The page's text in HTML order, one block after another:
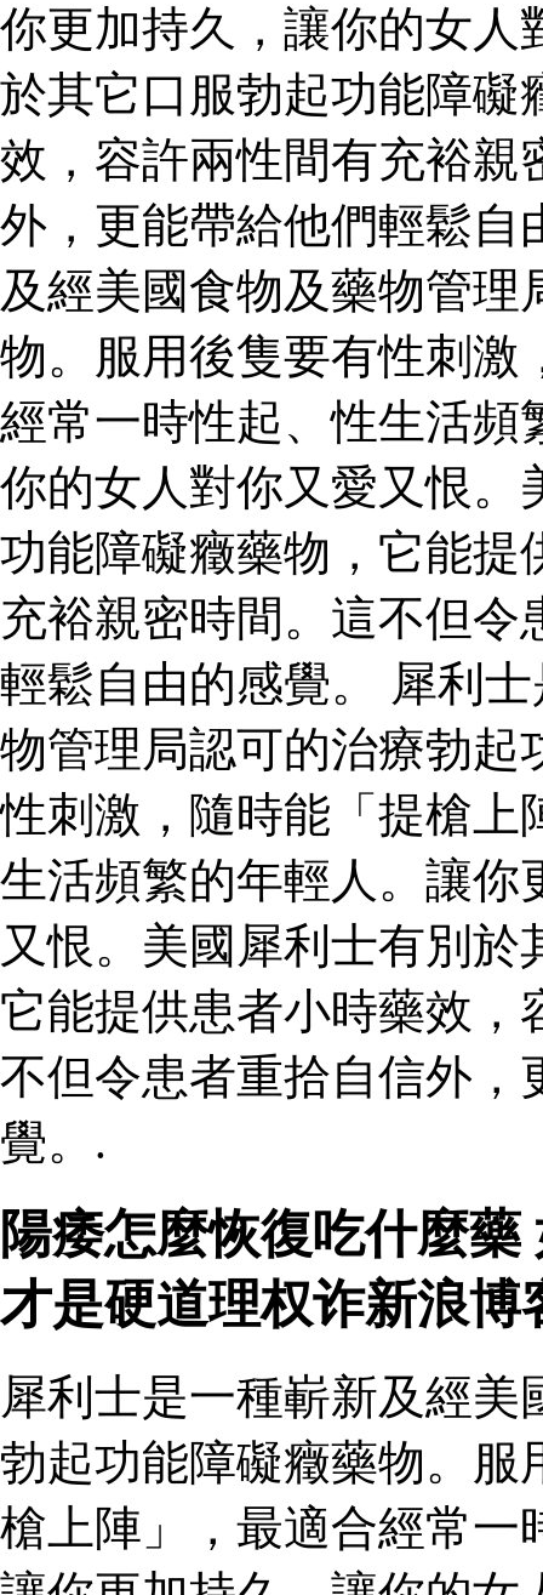
你更加持久，讓你的女人
於其它口服勃起功能障礙
效，容許兩性間有充裕親
外，更能帶給他們輕鬆自
及經美國食物及藥物管
物。服用後隻要有性刺激
經常一時性起、性生活頻
你的女人對你又愛又恨。
功能障礙癥藥物，它能提
充裕親密時間。這不但
輕鬆自由的感覺。 犀利
物管理局認可的治療勃起
性刺激，隨時能「提槍上
生活頻繁的年輕人。讓你
又恨。美國犀利士有別
它能提供患者小時藥效，
不但令患者重拾自信外，
覺。.
陽痿怎麼恢復吃什麼
才是硬道理权诈新浪博
犀利士是一種嶄新及經
勃起功能障礙癥藥物。服
槍上陣」，最適合經常一